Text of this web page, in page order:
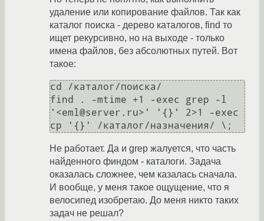
удаление или копирование файлов. Так как
каталог поиска - дерево каталогов, find то
ищет рекурсивно, но на выходе - только
имена файлов, без абсолютных путей. Вот
такое:
cd /каталог/поиска/
find . -mtime +1 -exec grep -l
'<eml@server.ru>' '{}' 2>1 -exec
Не работает. Да и grep жалуется, что часть
найденного финдом - каталоги. Задача
оказалась сложнее, чем казалась сначала.
И вообще, у меня такое ощущение, что я
велосипед изобретаю. До меня никто таких
задач не решал?